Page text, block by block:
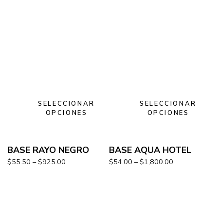
SELECCIONAR
OPCIONES
BASE RAYO NEGRO
$55.50 – $925.00
SELECCIONAR
OPCIONES
BASE AQUA HOTEL
$54.00 – $1,800.00